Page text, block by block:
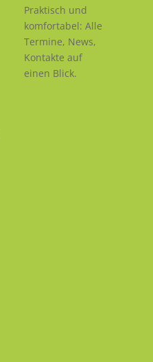
Praktisch und
komfortabel: Alle
Termine, News,
Kontakte auf
einen Blick.